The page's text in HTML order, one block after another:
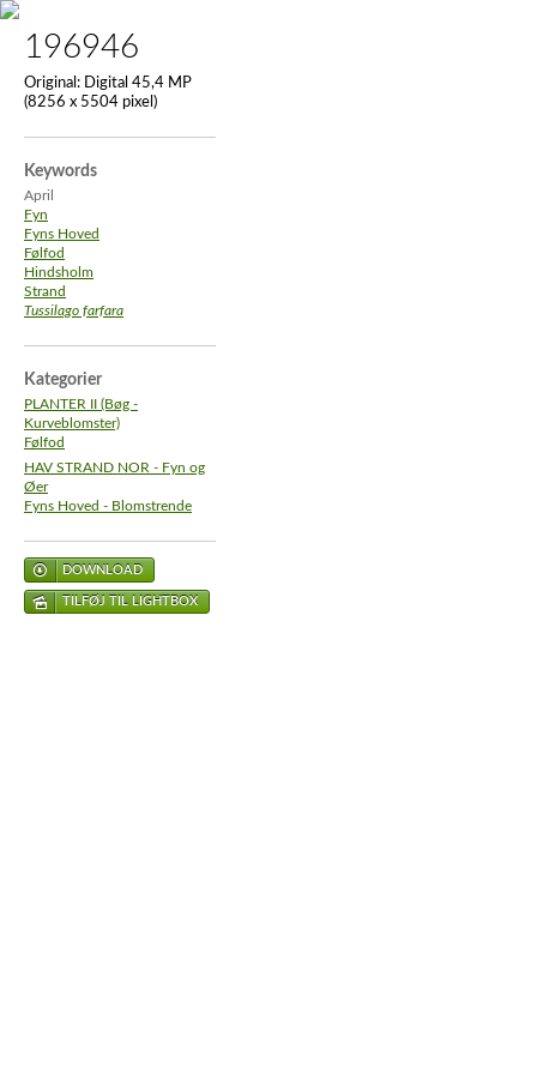
196946
Original: Digital 45,4 MP
(8256 x 5504 pixel)
Keywords
April
Fyn
Fyns Hoved
Følfod
Hindsholm
Strand
Tussilago farfara
Kategorier
PLANTER II (Bøg -
Kurveblomster)
Følfod
HAV STRAND NOR - Fyn og
Øer
Fyns Hoved - Blomstrende
DOWNLOAD
TILFØJ TIL LIGHTBOX